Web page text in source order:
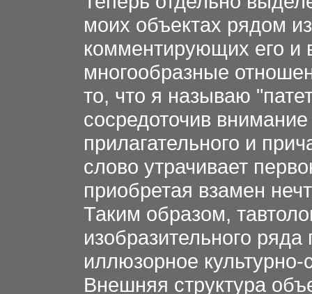
моих объектах рядом
комментирующих его и
многообразные
то, что я называю
сосредоточив
прилагательного и
слово утрачивает
приобретая взамен
Таким образом,
изобразительного
иллюзорное
Внешняя структура